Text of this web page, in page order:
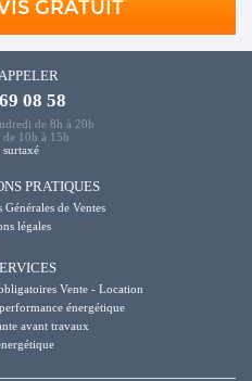
GRATUIT
08 58
de 8h à 20h
de 10h à 15h
PRATIQUES
de Ventes
légales
Vente - Location
énergétique
avant travaux